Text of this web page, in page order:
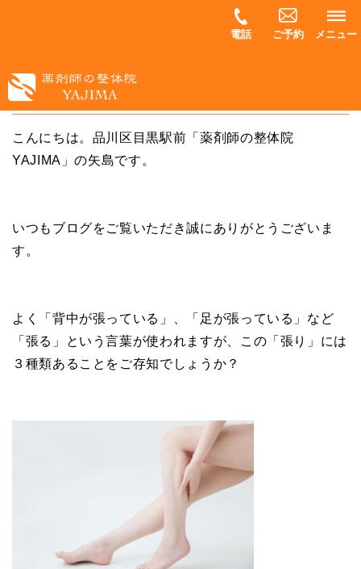
電話 ご予約 メニュー
筋肉の「張り」には３種類あります
こんにちは。品川区目黒駅前「薬剤師の整体院
YAJIMA」の矢島です。
いつもブログをご覧いただき誠にありがとうございま
す。
よく「背中が張っている」、「足が張っている」など
「張る」という言葉が使われますが、この「張り」には
３種類あることをご存知でしょうか？